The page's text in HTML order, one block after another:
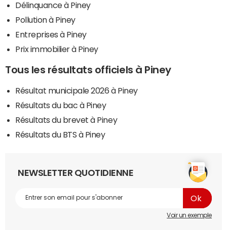
Délinquance à Piney
Pollution à Piney
Entreprises à Piney
Prix immobilier à Piney
Tous les résultats officiels à Piney
Résultat municipale 2026 à Piney
Résultats du bac à Piney
Résultats du brevet à Piney
Résultats du BTS à Piney
NEWSLETTER QUOTIDIENNE
Voir un exemple